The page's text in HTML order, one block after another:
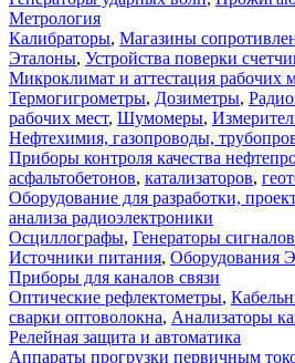
Метрология
Калибраторы, Магазины
Эталоны, Устройства поверки
Микроклимат и аттестация рабочих
Термогигрометры, Дозиметры,
рабочих мест, Шумомеры,
Нефтехимия, газопроводы,
Приборы контроля качества
асфальтобетонов, катализаторов,
Оборудование для разработки,
анализа радиоэлектроники
Осциллографы, Генераторы сигналов
Источники питания, Оборудования
Приборы для каналов связи
Оптические рефлектометры,
сварки оптоволокна, Анализаторы
Релейная защита и автоматика
Аппараты прогрузки первичным